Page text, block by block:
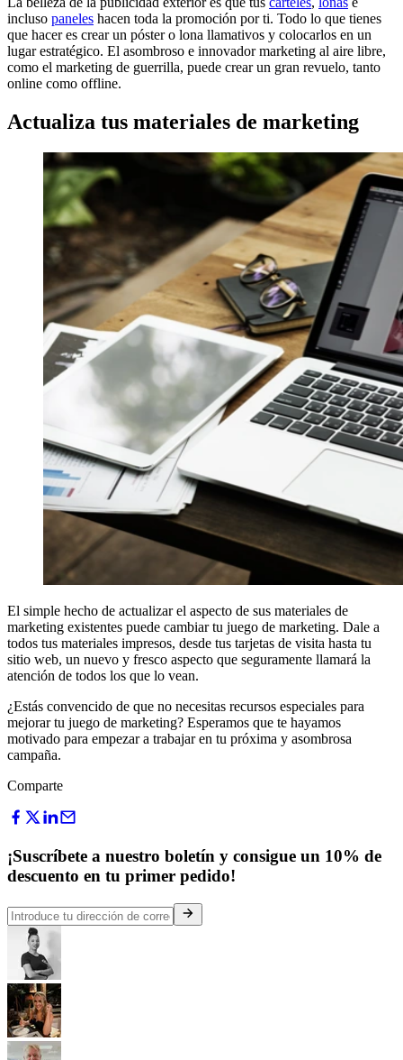
incluso paneles hacen toda la promoción por ti. Todo lo que tienes
que hacer es crear un póster o lona llamativos y colocarlos en un
lugar estratégico. El asombroso e innovador marketing al aire libre,
como el marketing de guerrilla, puede crear un gran revuelo, tanto
online como offline.
Actualiza tus materiales de marketing
El simple hecho de actualizar el aspecto de sus materiales de
marketing existentes puede cambiar tu juego de marketing. Dale a
todos tus materiales impresos, desde tus tarjetas de visita hasta tu
sitio web, un nuevo y fresco aspecto que seguramente llamará la
atención de todos los que lo vean.
¿Estás convencido de que no necesitas recursos especiales para
mejorar tu juego de marketing? Esperamos que te hayamos
motivado para empezar a trabajar en tu próxima y asombrosa
campaña.
Comparte
¡Suscríbete a nuestro boletín y consigue un 10% de
descuento en tu primer pedido!